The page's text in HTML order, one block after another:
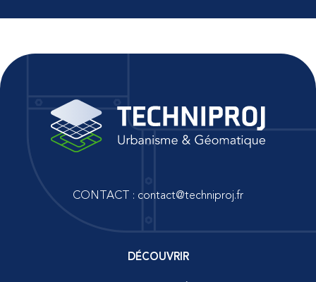
CONTACT : contact@techniproj.fr
DÉCOUVRIR